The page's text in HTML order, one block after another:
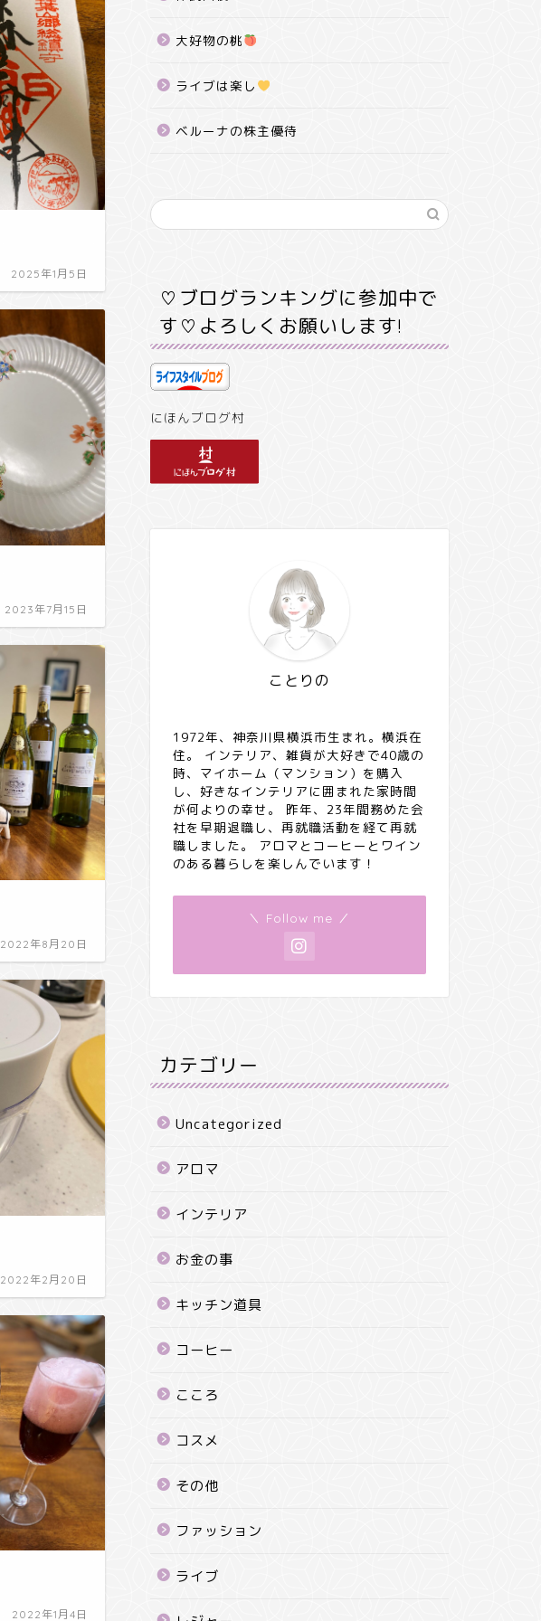
2025年1月5日
2023年7月15日
2022年8月20日
2022年2月20日
2022年1月4日
大好物の桃
ライブは楽し
ベルーナの株主優待
♡ブログランキングに参加中で
す♡よろしくお願いします!
にほんブログ村
ことりの
1972年、神奈川県横浜市生まれ。横浜在
住。 インテリア、雑貨が大好きで40歳の
時、マイホーム（マンション）を購入
し、好きなインテリアに囲まれた家時間
が何よりの幸せ。 昨年、23年間務めた会
社を早期退職し、再就職活動を経て再就
職しました。 アロマとコーヒーとワイン
のある暮らしを楽しんでいます！
＼ Follow me ／
カテゴリー
Uncategorized
アロマ
インテリア
お金の事
キッチン道具
コーヒー
こころ
コスメ
その他
ファッション
ライブ